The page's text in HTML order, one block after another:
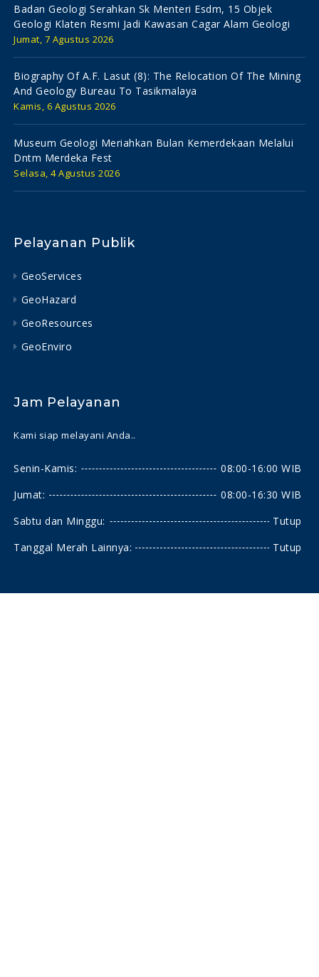
Badan Geologi Serahkan Sk Menteri Esdm, 15 Objek
Geologi Klaten Resmi Jadi Kawasan Cagar Alam Geologi
Jumat, 7 Agustus 2026
Biography Of A.f. Lasut (8): The Relocation Of The Mining
And Geology Bureau To Tasikmalaya
Kamis, 6 Agustus 2026
Museum Geologi Meriahkan Bulan Kemerdekaan Melalui
Dntm Merdeka Fest
Selasa, 4 Agustus 2026
Pelayanan Publik
GeoServices
GeoHazard
GeoResources
GeoEnviro
Jam Pelayanan
Kami siap melayani Anda..
Senin-Kamis:
08:00-16:00 WIB
Jumat:
08:00-16:30 WIB
Sabtu dan Minggu:
Tutup
Tanggal Merah Lainnya:
Tutup